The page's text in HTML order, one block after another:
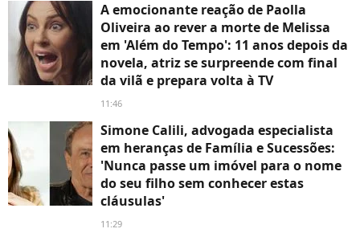
A emocionante reação de Paolla
Oliveira ao rever a morte de Melissa
em 'Além do Tempo': 11 anos depois da
novela, atriz se surpreende com final
da vilã e prepara volta à TV
11:46
Simone Calili, advogada especialista
em heranças de Família e Sucessões:
'Nunca passe um imóvel para o nome
do seu filho sem conhecer estas
cláusulas'
11:29